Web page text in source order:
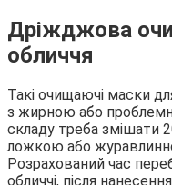
Дріжджова
обличчя
Такі очищаючі маски
з жирною або
складу треба змішати
ложкою або
Розрахований час
обличчі, після